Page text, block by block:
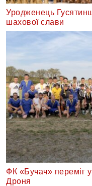
Уродженець
шахової слави
ФК «Бучач» переміг
Дроня